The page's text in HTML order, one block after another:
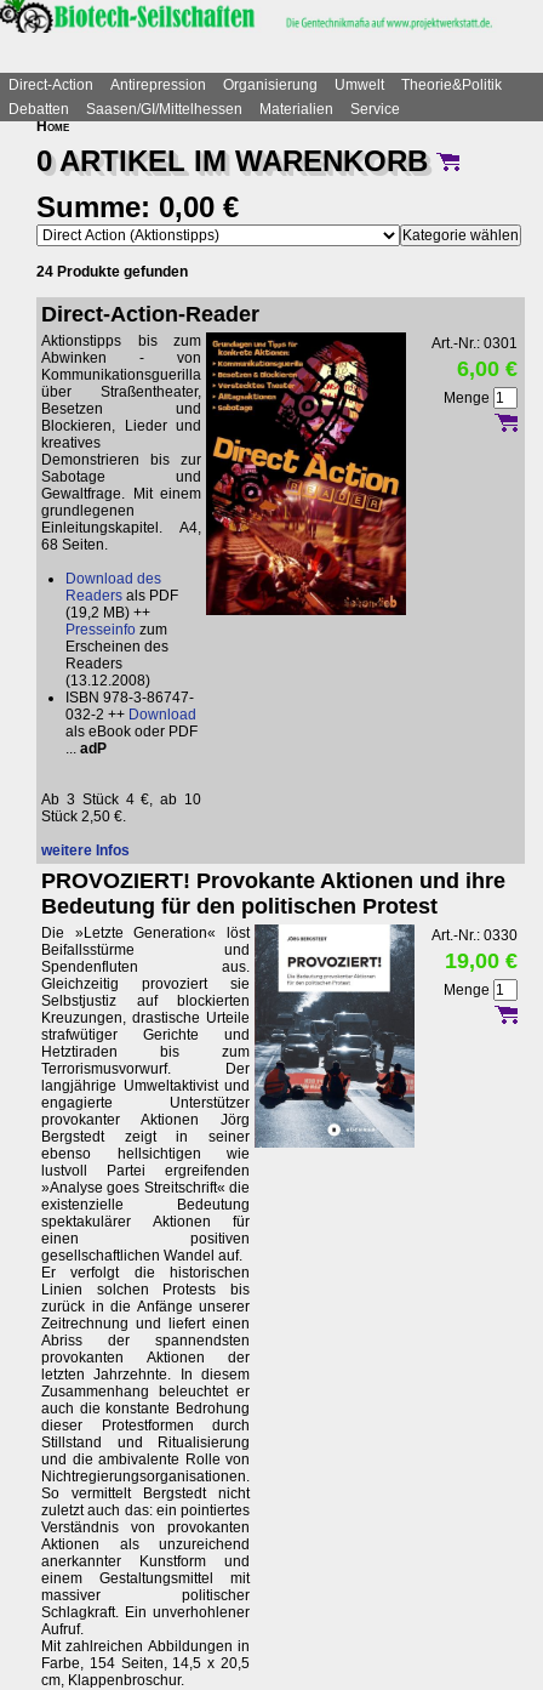
Direct-Action Antirepression Organisierung Umwelt
Theorie&Politik
Debatten
Saasen/GI/Mittelhessen Materialien
Service
Home
0 ARTIKEL IMWARENKORB
Summe: 0,00 €
24 Produkte gefunden
Direct-Action-Reader
Aktionstipps bis zum
Abwinken - von
Kommunikationsguerilla
über Straßentheater,
Besetzen und
Blockieren, Lieder und
kreatives
Demonstrieren bis zur
Sabotage und
Gewaltfrage. Mit einem
grundlegenen
Einleitungskapitel. A4,
68 Seiten.
Download des
Readers als PDF
(19,2 MB) ++
Presseinfo zum
Erscheinen des
Readers
(13.12.2008)
ISBN 978-3-86747-
032-2 ++ Download
als eBook oder PDF
... adP
Ab 3 Stück 4 €, ab 10
Stück 2,50 €.
weitere Infos
Art.-Nr.: 0301
6,00 €
Menge
PROVOZIERT! Provokante Aktionen und ihre
Bedeutung für den politischen Protest
Die »Letzte Generation« löst
Beifallsstürme und
Spendenfluten aus.
Gleichzeitig provoziert sie
Selbstjustiz auf blockierten
Kreuzungen, drastische Urteile
strafwütiger Gerichte und
Hetztiraden bis zum
Terrorismusvorwurf. Der
langjährige Umweltaktivist und
engagierte Unterstützer
provokanter Aktionen Jörg
Bergstedt zeigt in seiner
ebenso hellsichtigen wie
lustvoll Partei ergreifenden
»Analyse goes Streitschrift« die
existenzielle Bedeutung
spektakulärer Aktionen für
einen positiven
gesellschaftlichen Wandel auf.
Er verfolgt die historischen
Linien solchen Protests bis
zurück in die Anfänge unserer
Zeitrechnung und liefert einen
Abriss der spannendsten
provokanten Aktionen der
letzten Jahrzehnte. In diesem
Zusammenhang beleuchtet er
auch die konstante Bedrohung
dieser Protestformen durch
Stillstand und Ritualisierung
und die ambivalente Rolle von
Nichtregierungsorganisationen.
So vermittelt Bergstedt nicht
zuletzt auch das: ein pointiertes
Verständnis von provokanten
Aktionen als unzureichend
anerkannter Kunstform und
einem Gestaltungsmittel mit
massiver politischer
Schlagkraft. Ein unverhohlener
Aufruf.
Mit zahlreichen Abbildungen in
Farbe, 154 Seiten, 14,5 x 20,5
cm, Klappenbroschur.
Art.-Nr.: 0330
19,00 €
Menge